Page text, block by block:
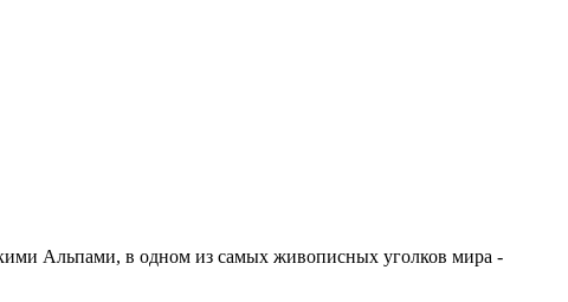
Альпами, в одном из самых живописных уголков мира -